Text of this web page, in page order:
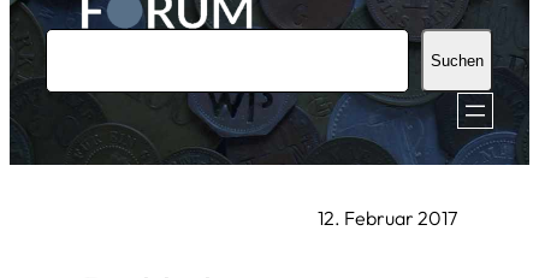
u
h
Suchen
12. Februar 2017